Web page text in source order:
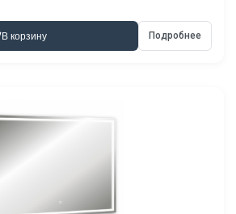
В корзину Подробнее